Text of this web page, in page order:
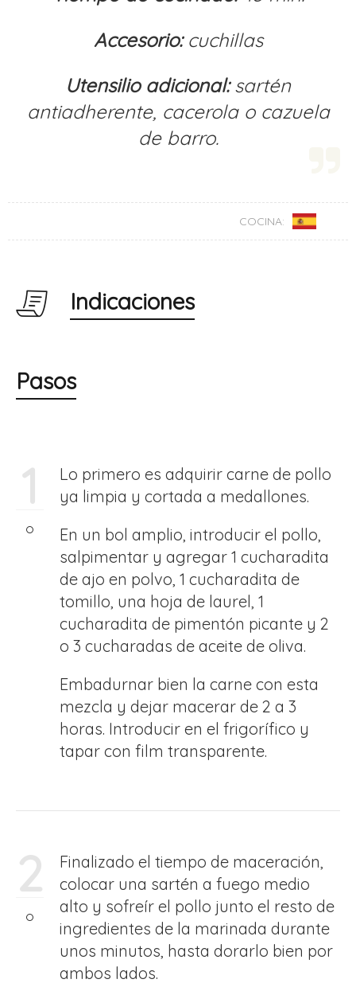
Accesorio:cuchillas
Utensilio adicional:sartén
antiadherente, cacerola o cazuela
de barro.
COCINA:
Indicaciones
Pasos
1
Lo primero es adquirir carne de pollo
ya limpia y cortada a medallones.
En un bol amplio, introducir el pollo,
salpimentar y agregar 1 cucharadita
de ajo en polvo, 1 cucharadita de
tomillo, una hoja de laurel, 1
cucharadita de pimentón picante y 2
o 3 cucharadas de aceite de oliva.
Embadurnar bien la carne con esta
mezcla y dejar macerar de 2 a 3
horas. Introducir en el frigorífico y
tapar con film transparente.
2
Finalizado el tiempo de maceración,
colocar una sartén a fuego medio
alto y sofreír el pollo junto el resto de
ingredientes de la marinada durante
unos minutos, hasta dorarlo bien por
ambos lados.